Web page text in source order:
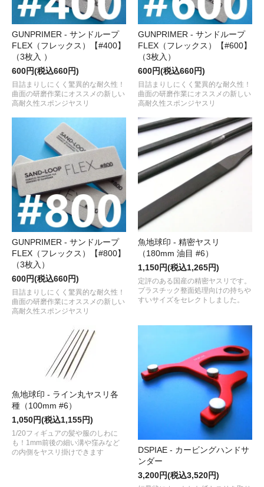
GUNPRIMER - サンドループ
FLEX（フレックス）【#400】
（3枚入 ）
600円(税込660円)
目詰まりしにくく驚異的な耐久性！
曲面の研磨作業にオススメの新しい
高耐久性スポンジヤスリ
GUNPRIMER - サンドループ
FLEX（フレックス）【#600】
（3枚入）
600円(税込660円)
目詰まりしにくく驚異的な耐久性！
曲面の研磨作業にオススメの新しい
高耐久性スポンジヤスリ
GUNPRIMER - サンドループ
FLEX（フレックス）【#800】
（3枚入）
600円(税込660円)
目詰まりしにくく驚異的な耐久性！
曲面の研磨作業にオススメの新しい
高耐久性スポンジヤスリ
魚地球印 - 精密ヤスリ
（180mm 油目 #6）
1,150円(税込1,265円)
定評のある国産の精密ヤスリです。
プラスチック整面処理向けの持ちや
すいサイズをセレクトしました。
魚地球印 - ライン丸ヤスリ各
種（100mm #6）
1,050円(税込1,155円)
1/20フィギュアの髪や服のしわに
も！1mm前後の細い溝や窪みなど
の内側をヤスリ掛けできます
DSPIAE - カービングハンドサ
ンダー
3,200円(税込3,520円)